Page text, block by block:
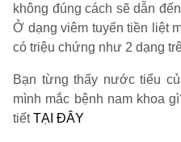
không đúng cách sẽ dẫn
Ở dạng viêm tuyến tiền liệt
có triệu chứng như 2 dạng
Bạn từng thấy nước tiểu
mình mắc bệnh nam khoa
tiếtTẠI ĐÂY